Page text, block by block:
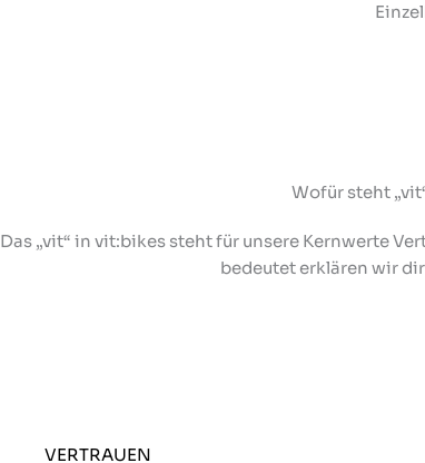
Wofür steht
Das „vit“ in vit:bikes steht für unsere Kernwerte
bedeutet erklären wir
VERTRAUEN